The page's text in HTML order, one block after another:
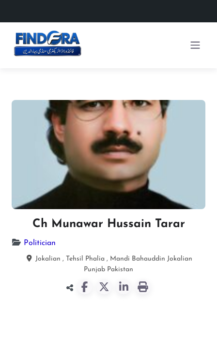
Ch Munawar Hussain Tarar
Politician
Jokalian , Tehsil Phalia , Mandi Bahauddin Jokalian
Punjab Pakistan